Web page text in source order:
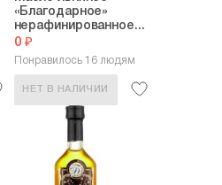
«Благодарное»
нерафинированное...
0 ₽
Понравилось 16 людям
НЕТ В НАЛИЧИИ